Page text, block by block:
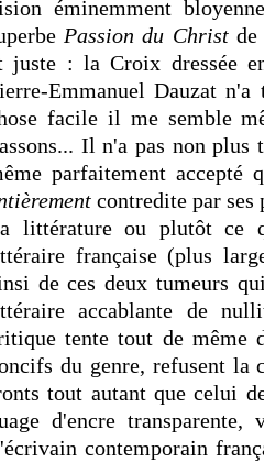
éminemment
Passion du Christde
juste : la Croix dressée
Emmanuel Dauzat
facile il me semble
Il n'a pas non plus
parfaitement accepté
contredite par ses
littérature ou plutôt ce
française (plus
de ces deux tumeurs
accablante de
tente tout de même
du genre, refusent
tout autant que celui
d'encre transparente,
contemporain